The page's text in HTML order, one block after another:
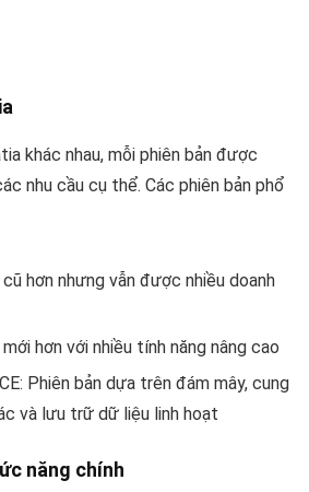
khác nhau, mỗi phiên bản được
nhu cầu cụ thể. Các phiên bản phổ
hơn nhưng vẫn được nhiều doanh
hơn với nhiều tính năng nâng cao
Phiên bản dựa trên đám mây, cung
và lưu trữ dữ liệu linh hoạt
năng chính